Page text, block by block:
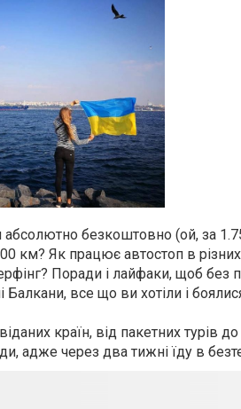
безкоштовно (ой, за
км? Як працює автостоп в
Поради і лайфаки, щоб без
Балкани, все що ви хотіли і
країн, від пакетних турів
адже через два тижні їду в